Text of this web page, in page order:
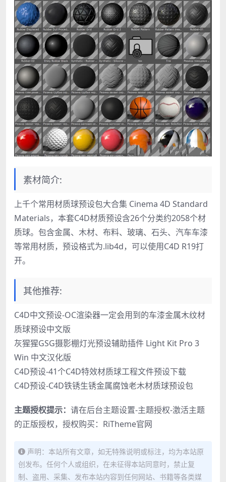
素材简介:
上千个常用材质球预设包大合集 Cinema 4D Standard
Materials，本套C4D材质预设含26个分类约2058个材
质球。包含金属、木材、布料、玻璃、石头、汽车车漆
等常用材质，预设格式为.lib4d，可以使用C4D R19打
开。
其他推荐:
C4D中文预设-OC渲染器一定会用到的车漆金属木纹材
质球预设中文版
灰猩猩GSG摄影棚灯光预设辅助插件 Light Kit Pro 3
Win 中文汉化版
C4D预设-41个C4D特效材质球工程文件预设下载
C4D预设-C4D铁锈生锈金属腐蚀老木材质球预设包
主题授权提示： 请在后台主题设置-主题授权-激活主题
的正版授权，授权购买： RiTheme官网
声明：本站所有文章，如无特殊说明或标注，均为本站原
创发布。任何个人或组织，在未征得本站同意时，禁止复
制、盗用、采集、发布本站内容到任何网站、书籍等各类媒